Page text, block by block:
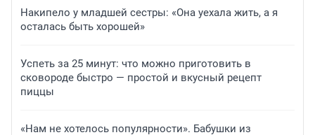
Накипело у младшей сестры: «Она уехала жить, а я
осталась быть хорошей»
Успеть за 25 минут: что можно приготовить в
сковороде быстро — простой и вкусный рецепт
пиццы
«Нам не хотелось популярности». Бабушки из